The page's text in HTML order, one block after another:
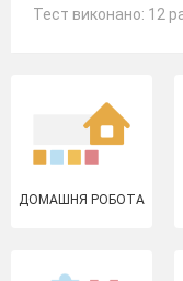
Тест виконано: 12
ДОМАШНЯ РОБОТА